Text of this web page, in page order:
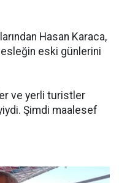
Hasan Karaca,
eski günlerini
ve yerli turistler
Şimdi maalesef